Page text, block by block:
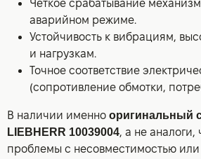
Четкое срабатывание
аварийном режиме.
Устойчивость к вибрациям,
и нагрузкам.
Точное соответствие
(сопротивление обмотки,
В наличии именно оригинальный
LIEBHERR 10039004, а не аналоги,
проблемы с несовместимостью